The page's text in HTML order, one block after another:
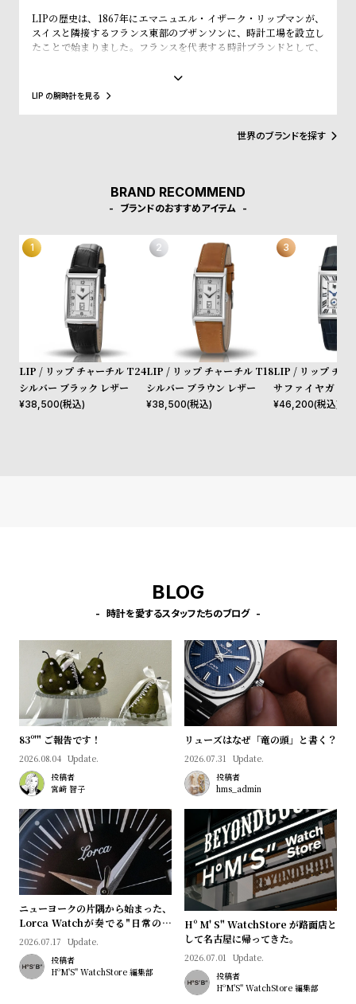
o
o
#
l
e
プ
ラ
ス
ビ
ス
よ
あ
る
質
問
お
い
合
わ
せ
LIPの歴史は、1867年にエマニュエル・イザーク・リップマンが、
スイスと隣接するフランス東部のブザンソンに、時計工場を設立し
たことで始まりました。フランスを代表する時計ブランドとして、
領、マクロン大統領に愛用され、英国のチャーチル元首相、米国の
アイゼンハウワー元大統領、クリントン元大統領にも贈呈されるな
ど、現在に至るまで多くの著名人にも愛されています。
LIP の腕時計を見る
世界のブランドを探す
BRAND RECOMMEND
ブランドのおすすめアイテム
LIP / リップ チャーチル T24
シルバー ブラック レザー
¥38,500(税込)
LIP / リップ チャーチル T18
シルバー ブラウン レザー
¥38,500(税込)
LIP / リップ チャ
サファイヤガラ
ネイビー レザー
¥46,200(税込)
BLOG
時計を愛するスタッフたちのブログ
83º'" ご報告です！
2026.08.04 Update.
投稿者
宮﨑 智子
リューズはなぜ「竜の頭」と書く？
2026.07.31 Update.
投稿者
hms_admin
ニューヨークの片隅から始まった、
Lorca Watchが奏でる"日常のロ
マン"｜Brand Picks #08
2026.07.17 Update.
投稿者
HºM'S" WatchStore 編集部
Hº M' S" WatchStore が路面店と
して名古屋に帰ってきた。
2026.07.01 Update.
投稿者
HºM'S" WatchStore 編集部